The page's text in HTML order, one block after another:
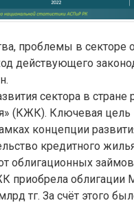
проблемы в секторе
действующего
сектора в
(КЖК). Ключевая
концепции
кредитного
облигационных
приобрела
тг. За счёт этого